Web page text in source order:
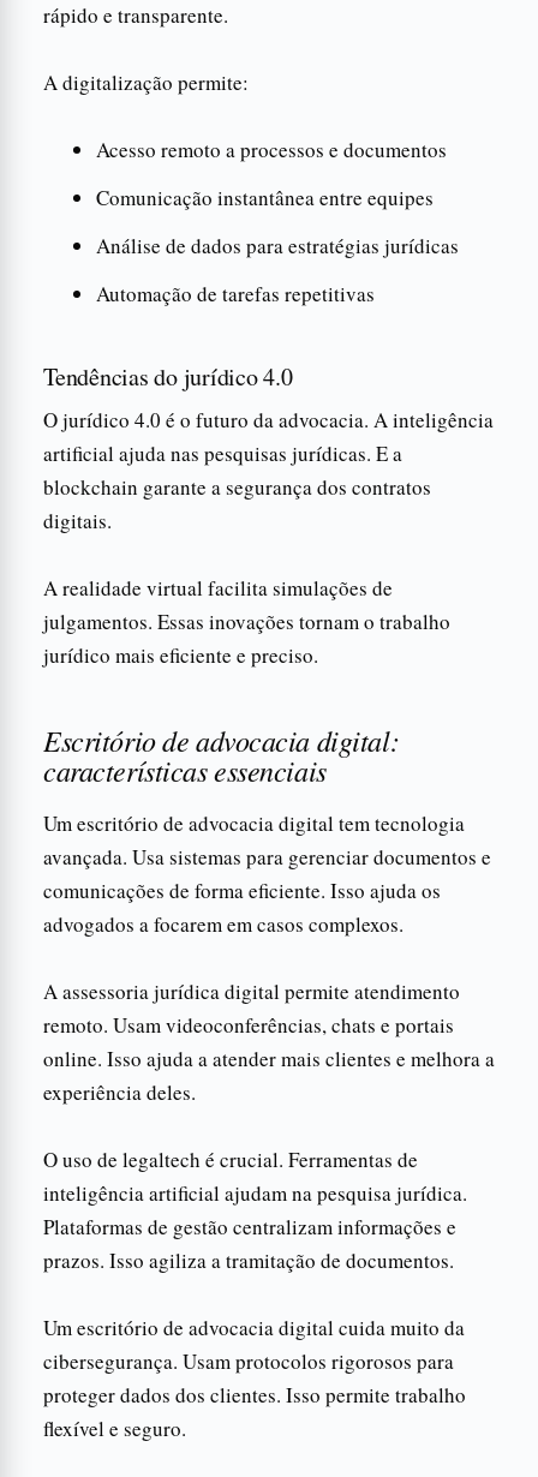
rápido e transparente.
A digitalização permite:
Acesso remoto a processos e documentos
Comunicação instantânea entre equipes
Análise de dados para estratégias jurídicas
Automação de tarefas repetitivas
Tendências do jurídico 4.0
O jurídico 4.0 é o futuro da advocacia. A inteligência
artificial ajuda nas pesquisas jurídicas. E a
blockchain garante a segurança dos contratos
digitais.
A realidade virtual facilita simulações de
julgamentos. Essas inovações tornam o trabalho
jurídico mais eficiente e preciso.
Escritório de advocacia digital:
características essenciais
Um escritório de advocacia digital tem tecnologia
avançada. Usa sistemas para gerenciar documentos e
comunicações de forma eficiente. Isso ajuda os
advogados a focarem em casos complexos.
A assessoria jurídica digital permite atendimento
remoto. Usam videoconferências, chats e portais
online. Isso ajuda a atender mais clientes e melhora a
experiência deles.
O uso de legaltech é crucial. Ferramentas de
inteligência artificial ajudam na pesquisa jurídica.
Plataformas de gestão centralizam informações e
prazos. Isso agiliza a tramitação de documentos.
Um escritório de advocacia digital cuida muito da
cibersegurança. Usam protocolos rigorosos para
proteger dados dos clientes. Isso permite trabalho
flexível e seguro.